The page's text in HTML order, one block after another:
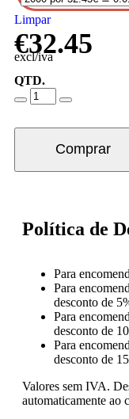
Limpar
€32.45
excl/iva
QTD.
Comprar
Política de
Para
Para
desconto de
Para
desconto de
Para
desconto de
Valores sem IVA.
automaticamente ao